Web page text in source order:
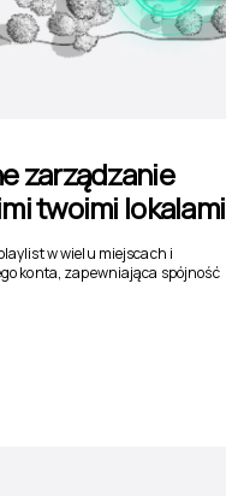
zarządzanie
twoimi lokalami
w wielu miejscach i
konta, zapewniająca spójność